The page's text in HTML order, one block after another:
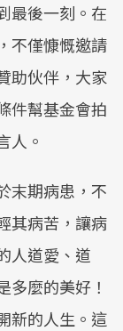
最後一刻。在
不僅慷慨邀請
助伙伴，大家
件幫基金會拍
人。
末期病患，不
其病苦，讓病
人道愛、道
多麼的美好！
新的人生。這